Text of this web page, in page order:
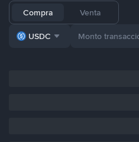
Compra Venta
USDC